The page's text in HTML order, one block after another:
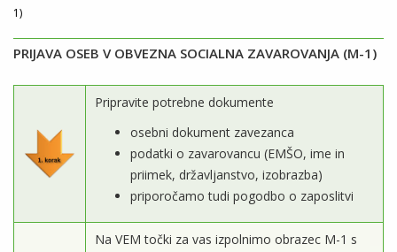
1)
PRIJAVA OSEB V OBVEZNA SOCIALNA ZAVAROVANJA (M-1)
Pripravite potrebne dokumente
osebni dokument zavezanca
podatki o zavarovancu (EMŠO, ime in
priimek, državljanstvo, izobrazba)
priporočamo tudi pogodbo o zaposlitvi
Na VEM točki za vas izpolnimo obrazec M-1 s